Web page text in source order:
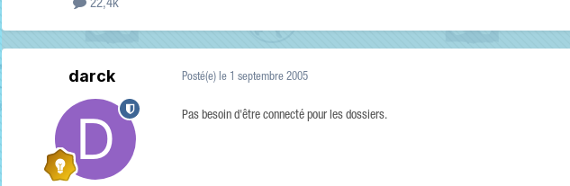
22,4k
darck Posté(e) le 1 septembre 2005
Pas besoin d'être connecté pour les dossiers.